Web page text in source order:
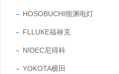
HOSOBUCHI细渊电灯
FLLUKE福禄克
NIDEC尼得科
YOKOTA横田